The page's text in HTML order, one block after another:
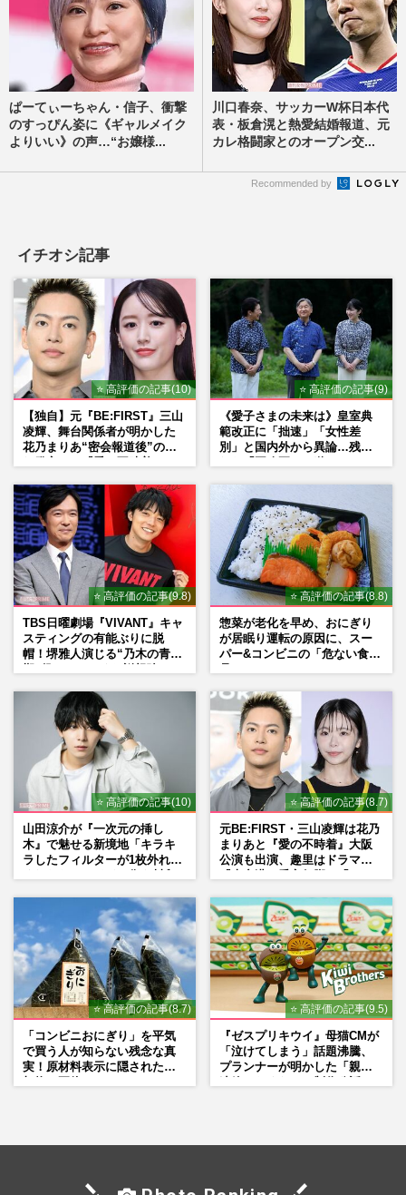
ぱーてぃーちゃん・信子、衝撃
のすっぴん姿に《ギャルメイク
よりいい》の声…“お嬢様...
川口春奈、サッカーW杯日本代
表・板倉滉と熱愛結婚報道、元
カレ格闘家とのオープン交...
Recommended by
イチオシ記事
⭐ 高評価の記事(10)
【独自】元『BE:FIRST』三山
凌輝、舞台関係者が明かした
花乃まりあ“密会報道後”の呆
⭐ 高評価の記事(9)
《愛子さまの未来は》皇室典
範改正に「拙速」「女性差
別」と国内外から異論…残さ
⭐ 高評価の記事(9.8)
TBS日曜劇場『VIVANT』キャ
スティングの有能ぶりに脱
帽！堺雅人演じる“乃木の青年
マン長男・櫻井海音だった
⭐ 高評価の記事(8.8)
惣菜が老化を早め、おにぎり
が居眠り運転の原因に、スー
パー&コンビニの「危ない食
⭐ 高評価の記事(10)
山田涼介が『一次元の挿し
木』で魅せる新境地「キラキ
ラしたフィルターが1枚外れて
⭐ 高評価の記事(8.7)
元BE:FIRST・三山凌輝は花乃
まりあと『愛の不時着』大阪
公演も出演、趣里はドラマ
⭐ 高評価の記事(8.7)
「コンビニおにぎり」を平気
で買う人が知らない残念な真
実！原材料表示に隠された添
⭐ 高評価の記事(9.5)
『ゼスプリキウイ』母猫CMが
「泣けてしまう」話題沸騰、
プランナーが明かした「親に